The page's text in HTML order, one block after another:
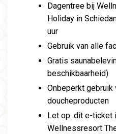
Dagentree bij
Holiday in
uur
Gebruik van alle
Gratis
beschikbaarheid)
Onbeperkt gebruik
doucheproducten
Let op: dit e-ticket
Wellnessresort